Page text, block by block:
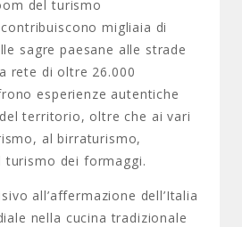
del turismo
migliaia di
sagre paesane alle strade
rete di oltre 26.000
esperienze autentiche
territorio, oltre che ai vari
al birraturismo,
turismo dei formaggi.
all’affermazione dell’Italia
nella cucina tradizionale